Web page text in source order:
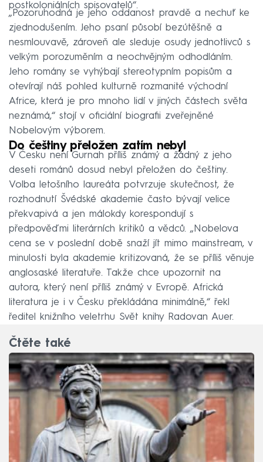
postkoloniálních spisovatelů“.
„Pozoruhodná je jeho oddanost pravdě a nechuť ke
zjednodušením. Jeho psaní působí bezútěšně a
nesmlouvavě, zároveň ale sleduje osudy jednotlivců s
velkým porozuměním a neochvějným odhodláním.
Jeho romány se vyhýbají stereotypním popisům a
otevírají náš pohled kulturně rozmanité východní
Africe, která je pro mnoho lidí v jiných částech světa
neznámá,“ stojí v oficiální biografii zveřejněné
Nobelovým výborem.
Do češtiny přeložen zatím nebyl
V Česku není Gurnah příliš známý a žádný z jeho
deseti románů dosud nebyl přeložen do češtiny.
Volba letošního laureáta potvrzuje skutečnost, že
rozhodnutí Švédské akademie často bývají velice
překvapivá a jen málokdy korespondují s
předpověďmi literárních kritiků a vědců. „Nobelova
cena se v poslední době snaží jít mimo mainstream, v
minulosti byla akademie kritizovaná, že se příliš věnuje
anglosaské literatuře. Takže chce upozornit na
autora, který není příliš známý v Evropě. Africká
literatura je i v Česku překládána minimálně,“ řekl
ředitel knižního veletrhu Svět knihy Radovan Auer.
Čtěte také